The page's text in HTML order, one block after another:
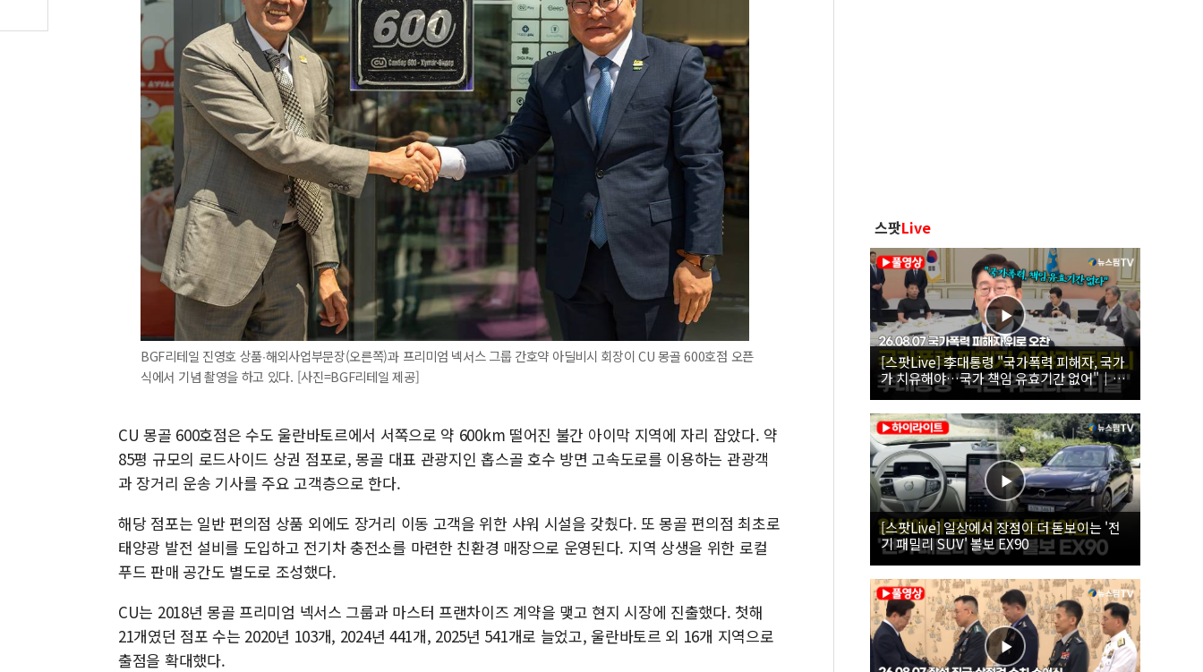
BGF리테일 진영호 상품∙해외사업부문장(오른쪽)과 프리미엄 넥서스 그룹 간호약 아딜비시 회장이 CU 몽골 600호점 오픈
식에서 기념 촬영을 하고 있다. [사진=BGF리테일 제공]
CU 몽골 600호점은 수도 울란바토르에서 서쪽으로 약 600km 떨어진 불간 아이막 지역에 자리 잡았다. 약
85평 규모의 로드사이드 상권 점포로, 몽골 대표 관광지인 홉스골 호수 방면 고속도로를 이용하는 관광객
과 장거리 운송 기사를 주요 고객층으로 한다.
해당 점포는 일반 편의점 상품 외에도 장거리 이동 고객을 위한 샤워 시설을 갖췄다. 또 몽골 편의점 최초로
태양광 발전 설비를 도입하고 전기차 충전소를 마련한 친환경 매장으로 운영된다. 지역 상생을 위한 로컬
푸드 판매 공간도 별도로 조성했다.
CU는 2018년 몽골 프리미엄 넥서스 그룹과 마스터 프랜차이즈 계약을 맺고 현지 시장에 진출했다. 첫해
21개였던 점포 수는 2020년 103개, 2024년 441개, 2025년 541개로 늘었고, 울란바토르 외 16개 지역으로
출점을 확대했다.
스팟Live
[스팟Live] 李대통령 "국가폭력 피해자, 국가
가 치유해야…국가 책임 유효기간 없어"｜
26.08.07 국가폭력 피해자 위로 오찬
[스팟Live] 일상에서 장점이 더 돋보이는 '전
기 패밀리 SUV' 볼보 EX90